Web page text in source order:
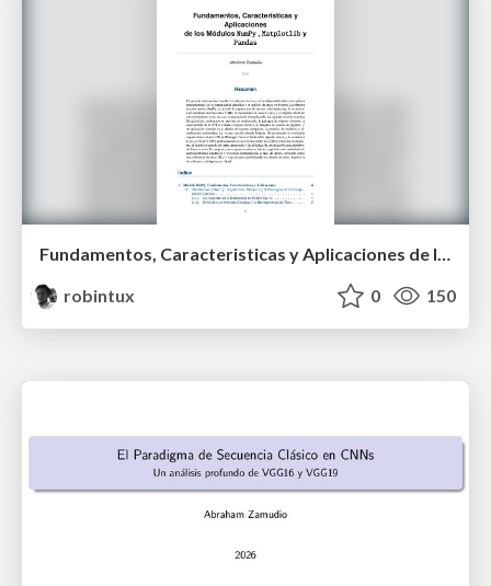
Fundamentos, Caracteristicas y Aplicaciones de los Modulos NumPy , Matplotlib y Pandas
robintux
0 150